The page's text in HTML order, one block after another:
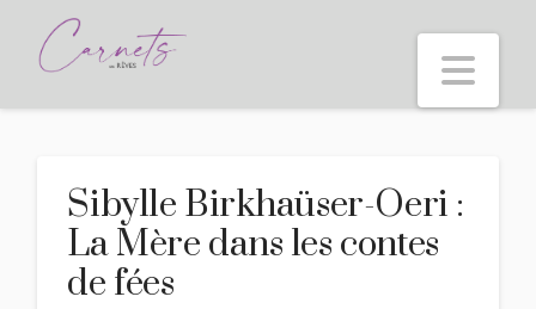
Sibylle Birkhaüser-Oeri :
La Mère dans les contes
de fées